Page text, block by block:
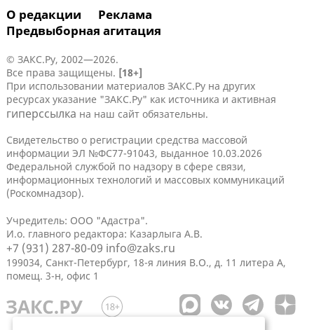
О редакции
Реклама
Предвыборная агитация
© ЗАКС.Ру, 2002—2026.
Все права защищены. [18+]
При использовании материалов ЗАКС.Ру на других
ресурсах указание "ЗАКС.Ру" как источника и активная
гиперссылка на наш сайт обязательны.
Свидетельство о регистрации средства массовой
информации ЭЛ №ФС77-91043, выданное 10.03.2026
Федеральной службой по надзору в сфере связи,
информационных технологий и массовых коммуникаций
(Роскомнадзор).
Учредитель: ООО "Адастра".
И.о. главного редактора: Казарлыга А.В.
+7 (931) 287-80-09 info@zaks.ru
199034, Санкт-Петербург, 18-я линия В.О., д. 11 литера А,
помещ. 3-н, офис 1